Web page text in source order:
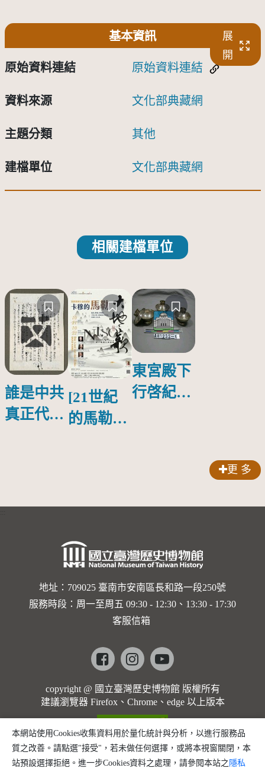
基本資訊
展
開
原始資料連結 原始資料連結
資料來源 文化部典藏網
主題分類 其他
建檔單位 文化部典藏網
相關建檔單位
誰是中共
真正代言
[21世紀
的馬勒、
的依戀—
勒大地之
歌]【對
世界與生
命的依戀
馬勒大地
之歌】
東宮殿下
行啓紀念
更 多
地址：709025 臺南市安南區長和路一段250號
服務時段：周一至周五 09:30 - 12:30、13:30 - 17:30
客服信箱
Facebookinstagramyoutube
copyright @ 國立臺灣歷史博物館 版權所有
建議瀏覽器 Firefox、Chrome、edge 以上版本
本網站使用Cookies收集資料用於量化統計與分析，以進行服務品
質之改善。請點選"接受"，若未做任何選擇，或將本視窗關閉，本
站預設選擇拒絕。進一步Cookies資料之處理，請參閱本站之 隱私